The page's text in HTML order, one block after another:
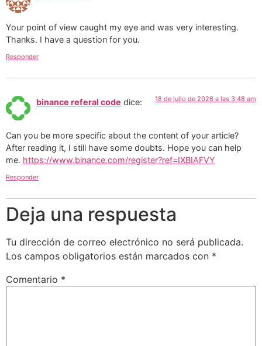
Your point of view caught my eye and was very interesting.
Thanks. I have a question for you.
Responder
binance referal code dice: 18 de julio de 2026 a las 3:48 am
Can you be more specific about the content of your article?
After reading it, I still have some doubts. Hope you can help
me. https://www.binance.com/register?ref=IXBIAFVY
Responder
Deja una respuesta
Tu dirección de correo electrónico no será publicada.
Los campos obligatorios están marcados con *
Comentario *